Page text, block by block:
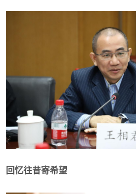
回忆往昔寄希望